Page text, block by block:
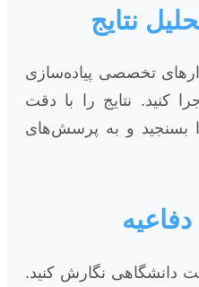
تخصصی پیاده‌سازی
کنید. نتایج را با دقت
بسنجید و به پرسش‌های
دانشگاهی نگارش کنید.